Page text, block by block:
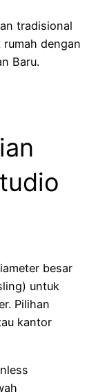
tradisional
dengan
Baru.
besar
untuk
Pilihan
kantor